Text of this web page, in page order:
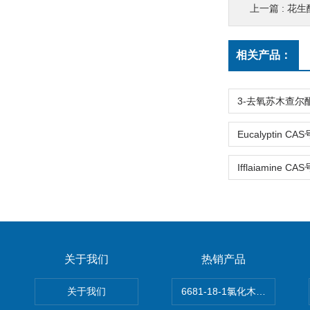
上一篇 : 花生
相关产品：
关于我们
关于我们
热销产品
6681-18-1氯化木兰花碱